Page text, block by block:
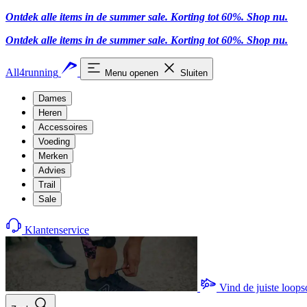
Ontdek alle items in de summer sale. Korting tot 60%. Shop nu.
Ontdek alle items in de summer sale. Korting tot 60%. Shop nu.
All4running Menu openen Sluiten
Dames
Heren
Accessoires
Voeding
Merken
Advies
Trail
Sale
Klantenservice
Vind de juiste